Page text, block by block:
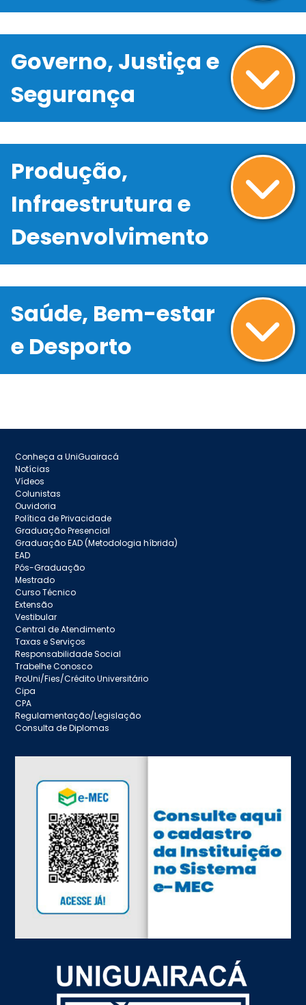
Governo, Justiça e
Segurança
Produção,
Infraestrutura e
Desenvolvimento
Saúde, Bem-estar
e Desporto
Conheça a UniGuairacá
Notícias
Vídeos
Colunistas
Ouvidoria
Política de Privacidade
Graduação Presencial
Graduação EAD (Metodologia híbrida)
EAD
Pós-Graduação
Mestrado
Curso Técnico
Extensão
Vestibular
Central de Atendimento
Taxas e Serviços
Responsabilidade Social
Trabelhe Conosco
ProUni/Fies/Crédito Universitário
Cipa
CPA
Regulamentação/Legislação
Consulta de Diplomas